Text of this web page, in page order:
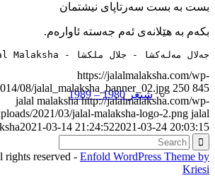
شیعر 1980 – 1989
بست به‌ بست سه‌رتاپای نیشتمان
بکه‌م به‌ هێلانه‌ی ئه‌م جه‌سته ‌ئاواره‌م.
جەلال مەلەکشا - جلال ملکشا - Jalal Malaksha
https://jalalmalaksha.com/wp-
08/jalal_malaksha_banner_02.jpg 250 845
jalal malaksha http://jalalmalaksha.com/wp-
2021/03/jalal-malaksha-logo-2.png jalal
2021-03-14 21:24:522021-03-24 20:03:15
reserved - Enfold WordPress Theme by
Kriesi